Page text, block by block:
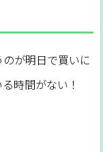
って職場が変わる面接の時
あ...
が明日で買いに
時間がない！